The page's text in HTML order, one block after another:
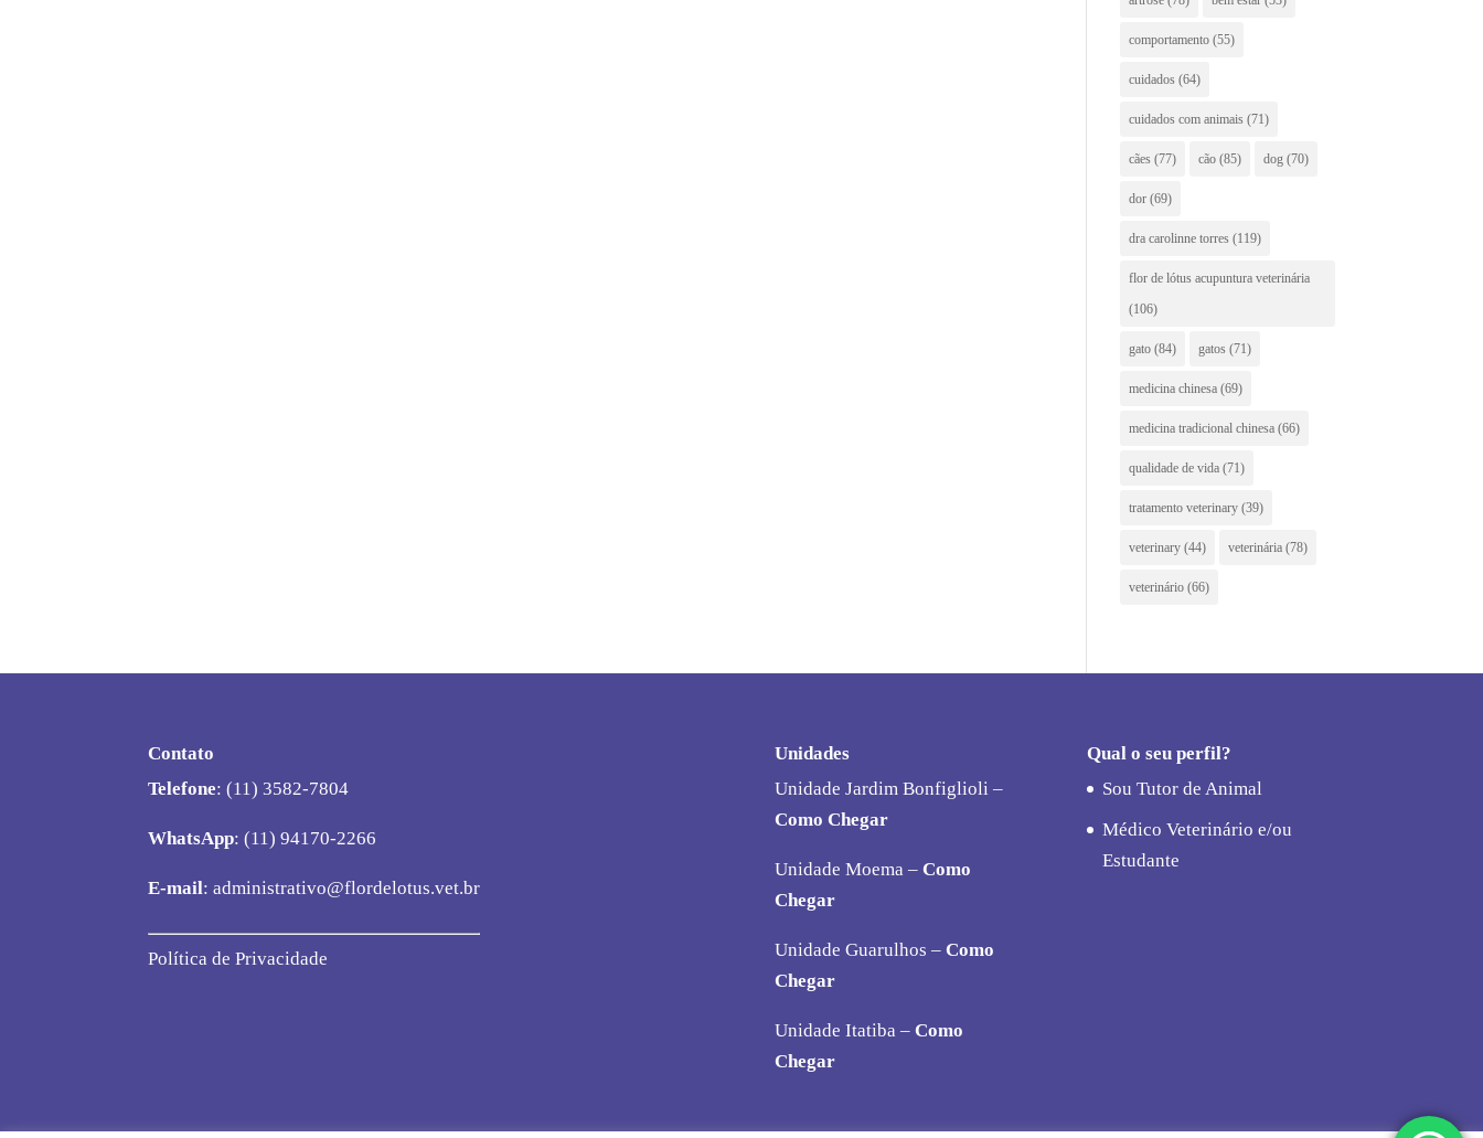
comportamento (55)
cuidados (64)
cuidados com animais (71)
cães (77) cão (85) dog (70)
dor (69)
dra carolinne torres (119)
flor de lótus acupuntura veterinária
(106)
gato (84) gatos (71)
medicina chinesa (69)
medicina tradicional chinesa (66)
qualidade de vida (71)
tratamento veterinary (39)
veterinary (44) veterinária (78)
veterinário (66)
Contato
Telefone: (11) 3582-7804
WhatsApp: (11) 94170-2266
E-mail: administrativo@flordelotus.vet.br
Política de Privacidade
Unidades
Unidade Jardim Bonfiglioli –
Como Chegar
Unidade Moema – Como
Chegar
Unidade Guarulhos – Como
Chegar
Unidade Itatiba – Como
Chegar
Qual o seu perfil?
Sou Tutor de Animal
Médico Veterinário e/ou
Estudante